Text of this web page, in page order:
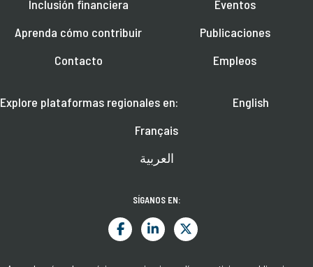
Inclusión financiera
Aprenda cómo contribuir
Contacto
Eventos
Publicaciones
Empleos
Explore plataformas regionales en:
English
Français
العربية
SÍGANOS EN: